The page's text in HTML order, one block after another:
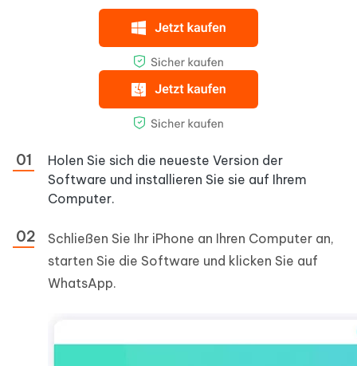
Holen Sie sich die neueste Version der
Software und installieren Sie sie auf Ihrem
Computer.
Schließen Sie Ihr iPhone an Ihren Computer an,
starten Sie die Software und klicken Sie auf
WhatsApp.